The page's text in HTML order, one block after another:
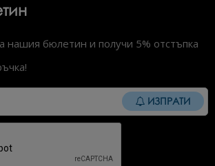
нашия бюлетин и получи 5% отстъпка
ИЗПРАТИ